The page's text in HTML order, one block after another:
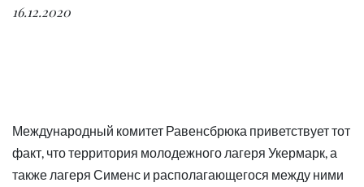
16.12.2020
Международный комитет Равенсбрюка приветствует тот
факт, что территория молодежного лагеря Укермарк, а
также лагеря Сименс и располагающегося между ними